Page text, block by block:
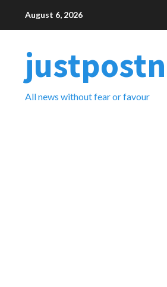
August 6, 2026
All news without fear or favour